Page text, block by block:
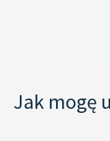
Jak mogę